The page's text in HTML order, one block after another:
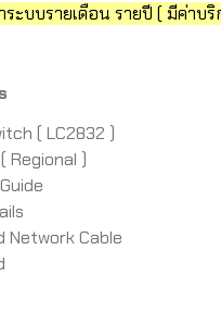
ะบบรายเดือน รายปี ( มีค่าบริ
( LC2832 )
Regional )
Network Cable